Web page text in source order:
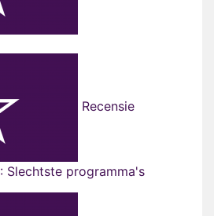
Recensie
Slechtste programma's